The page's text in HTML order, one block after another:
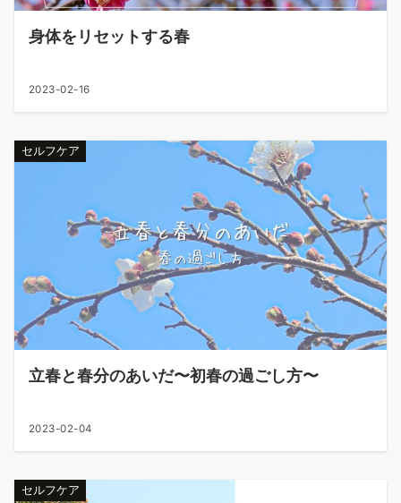
身体をリセットする春
2023-02-16
セルフケア
立春と春分のあいだ〜初春の過ごし方〜
2023-02-04
セルフケア